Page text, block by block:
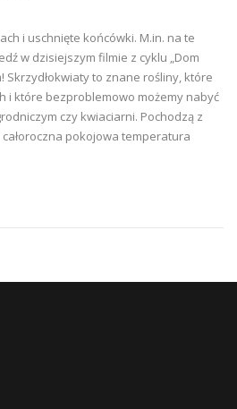
i uschnięte końcówki. M.in. na te
w dzisiejszym filmie z cyklu „Dom
Skrzydłokwiaty to znane rośliny, które
i które bezproblemowo możemy nabyć
czy kwiaciarni. Pochodzą z
pokojowa temperatura